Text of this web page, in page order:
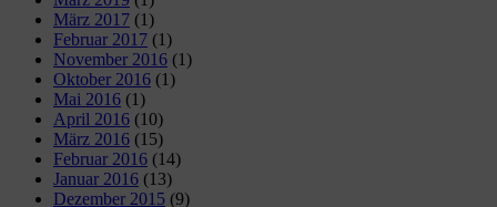
März 2017 (1)
Februar 2017 (1)
November 2016 (1)
Oktober 2016 (1)
Mai 2016 (1)
April 2016 (10)
März 2016 (15)
Februar 2016 (14)
Januar 2016 (13)
Dezember 2015 (9)